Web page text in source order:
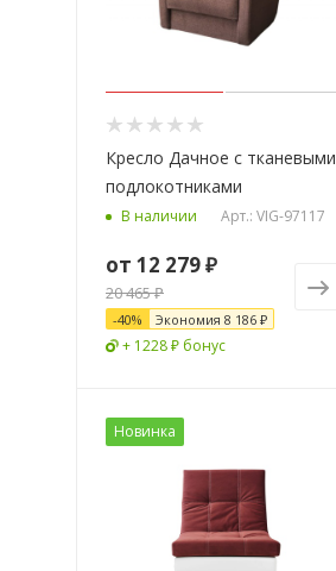
Кресло Дачное с тканевыми
подлокотниками
В наличии Арт.: VIG-97117
от 12 279 ₽
20 465 ₽
-40% Экономия 8 186 ₽
+ 1228 ₽ бонус
Новинка